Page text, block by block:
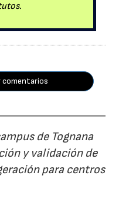
comentarios
de Tognana
y validación de
para centros